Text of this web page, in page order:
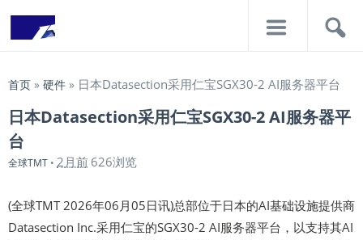
首页 » 硬件 » 日本Datasection采用仁宝SGX30-2 AI服务器平台
日本Datasection采用仁宝SGX30-2 AI服务器平
台
全球TMT • 2月前 626浏览
(全球TMT 2026年06月05日讯)总部位于日本的AI基础设施提供商
Datasection Inc.采用仁宝的SGX30-2 AI服务器平台，以支持其AI